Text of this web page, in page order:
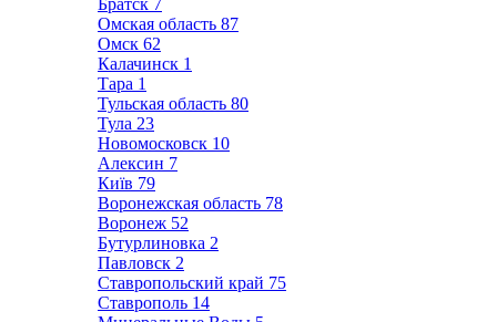
Братск 7
Омская область 87
Омск 62
Калачинск 1
Тара 1
Тульская область 80
Тула 23
Новомосковск 10
Алексин 7
Київ 79
Воронежская область 78
Воронеж 52
Бутурлиновка 2
Павловск 2
Ставропольский край 75
Ставрополь 14